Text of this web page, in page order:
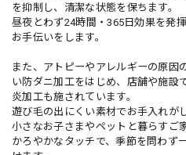
を抑制し、清潔な状態を保ちます。
昼夜とわず24時間・365日効果を発
お手伝いをします。
また、アトピーやアレルギーの原因
い防ダニ加工をはじめ、店舗や施設
炎加工も施されています。
遊び毛の出にくい素材でお手入れが
小さなお子さまやペットと暮らすご
かろやかなタッチで、季節を問わず